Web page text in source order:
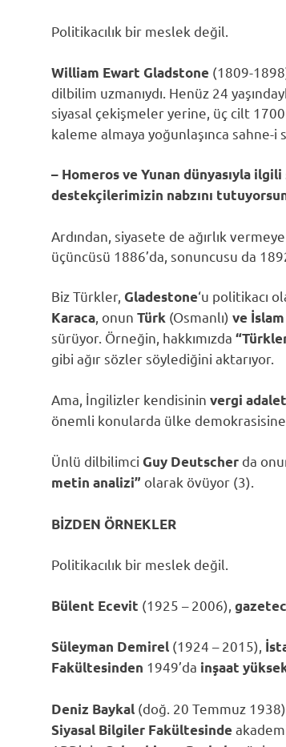
Politikacılık bir meslek değil.
William Ewart Gladstone (1809-
dilbilim uzmanıydı. Henüz 24
siyasal çekişmeler yerine, üç cilt 1700
kaleme almaya yoğunlaşınca sahne-
– Homeros ve Yunan dünyasıyla
destekçilerimizin nabzını
Ardından, siyasete de ağırlık
üçüncüsü 1886’da, sonuncusu da
Biz Türkler, Gladestone‘u politikacı
Karaca, onun Türk (Osmanlı) ve İslam
sürüyor. Örneğin, hakkımızda
gibi ağır sözler söylediğini aktarıyor.
Ama, İngilizler kendisinin vergi
önemli konularda ülke
Ünlü dilbilimci Guy Deutscher da
metin analizi” olarak övüyor (3).
BİZDEN ÖRNEKLER
Politikacılık bir meslek değil.
Bülent Ecevit (1925 – 2006),
Süleyman Demirel (1924 – 2015),
Fakültesinden 1949’da inşaat
Deniz Baykal (doğ. 20 Temmuz 1938),
Siyasal Bilgiler Fakültesinde